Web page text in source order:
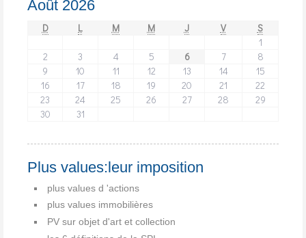
Août 2026
D L M M J V
S
1
2
3 4 5 6 7
8
9
10 11 12 13 14
15
16
17 18 19 20 21
22
23
24 25 26 27 28
29
30
31
Plus values:leur imposition
plus values d 'actions
plus values immobilières
PV sur objet d'art et collection